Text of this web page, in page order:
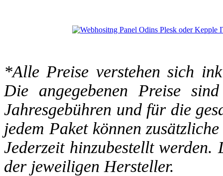
*Alle Preise verstehen sich
Die angegebenen Preise
Jahresgebühren und für die
jedem Paket können
Jederzeit hinzubestellt
der jeweiligen Hersteller.